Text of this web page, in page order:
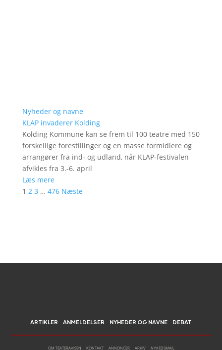
Nyheder og navne
KLAP invaderer Kolding
Kolding Kommune kan se frem til 100 teatre med 150
forskellige forestillinger og en masse formidlere og
arrangører fra ind- og udland, når KLAP-festivalen
afvikles fra 3.-6. april
Læs mere
1 2 3 … 476 Næste
ARTIKLER ANMELDELSER NYHEDER OG NAVNE DEBAT
OM TEATERAVISEN KONTAKT ANNONCER ARKIV NYHEDSMAIL